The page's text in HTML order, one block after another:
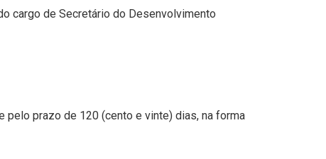
cargo de Secretário do Desenvolvimento
pelo prazo de 120 (cento e vinte) dias, na forma